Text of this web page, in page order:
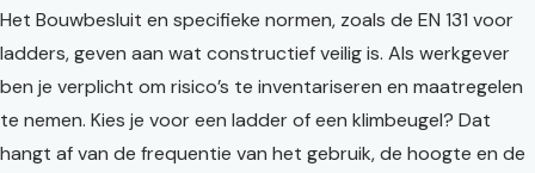
Het Bouwbesluit en specifieke normen, zoals de EN 131 voor
ladders, geven aan wat constructief veilig is. Als werkgever
ben je verplicht om risico’s te inventariseren en maatregelen
te nemen. Kies je voor een ladder of een klimbeugel? Dat
hangt af van de frequentie van het gebruik, de hoogte en de